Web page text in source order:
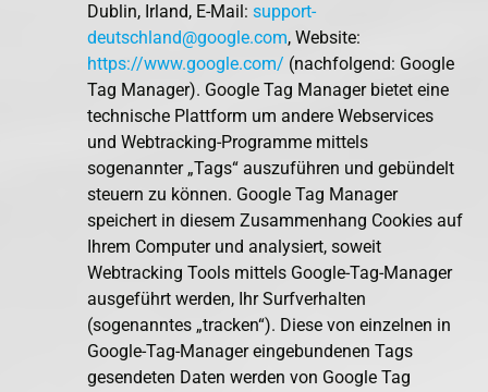
Dublin, Irland, E-Mail: support-
deutschland@google.com, Website:
https://www.google.com/ (nachfolgend: Google
Tag Manager). Google Tag Manager bietet eine
technische Plattform um andere Webservices
und Webtracking-Programme mittels
sogenannter „Tags“ auszuführen und gebündelt
steuern zu können. Google Tag Manager
speichert in diesem Zusammenhang Cookies auf
Ihrem Computer und analysiert, soweit
Webtracking Tools mittels Google-Tag-Manager
ausgeführt werden, Ihr Surfverhalten
(sogenanntes „tracken“). Diese von einzelnen in
Google-Tag-Manager eingebundenen Tags
gesendeten Daten werden von Google Tag